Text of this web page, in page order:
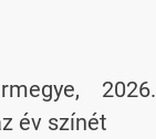
év színét